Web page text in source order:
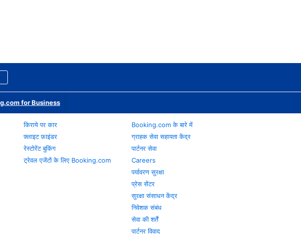
for Business
किराये पर कार
फ़्लाइट फ़ाइंडर
रेस्टोरेंट बुकिंग
ट्रेवल एजेंटों के लिए Booking.com
Booking.com के बारे में
ग्राहक सेवा सहायता केंद्र
पार्टनर सेवा
Careers
पर्यावरण सुरक्षा
प्रेस सेंटर
सुरक्षा संसाधन केंद्र
निवेशक संबंध
सेवा की शर्तें
पार्टनर विवाद